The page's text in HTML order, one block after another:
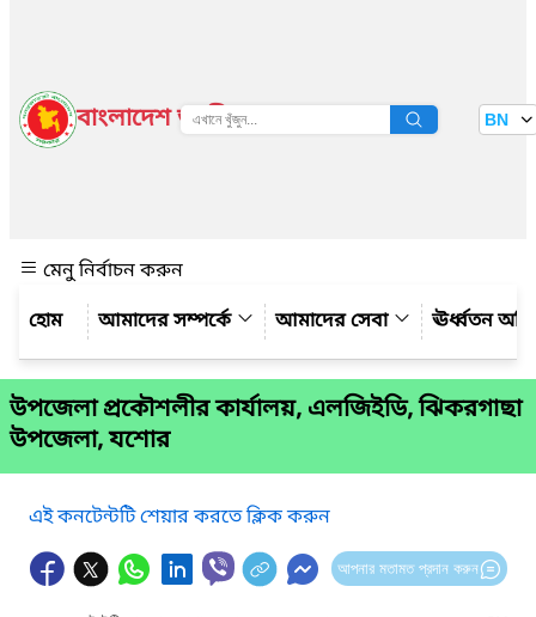
বাংলাদেশ জাতীয় তথ্য বাতায়ন BN
মেনু নির্বাচন করুন
আমাদের সম্পর্কে
আমাদের সেবা ঊর্ধ্বতন
উপজেলা প্রকৌশলীর কার্যালয়, এলজিইডি, ঝিকরগাছা
উপজেলা, যশোর
এই কনটেন্টটি শেয়ার করতে ক্লিক করুন
আপনার মতামত প্রদান করুন